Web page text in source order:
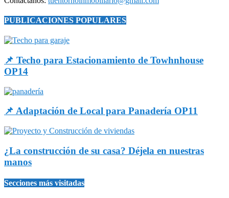
PUBLICACIONES POPULARES
📌 Techo para Estacionamiento de Towhnhouse
OP14
📌 Adaptación de Local para Panadería OP11
¿La construcción de su casa? Déjela en nuestras
manos
Secciones más visitadas